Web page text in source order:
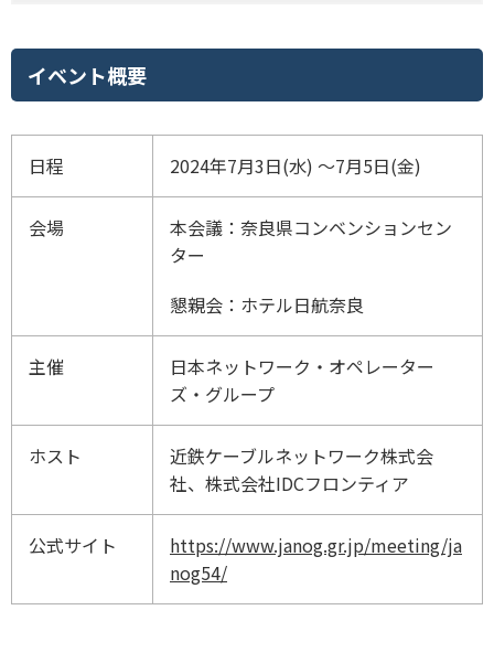
イベント概要
日程 2024年7月3日(水) ～7月5日(金)
会場
本会議：奈良県コンベンションセン
ター
懇親会：ホテル日航奈良
主催
日本ネットワーク・オペレーター
ズ・グループ
ホスト
近鉄ケーブルネットワーク株式会
社、株式会社IDCフロンティア
公式サイト
https://www.janog.gr.jp/meeting/ja
nog54/